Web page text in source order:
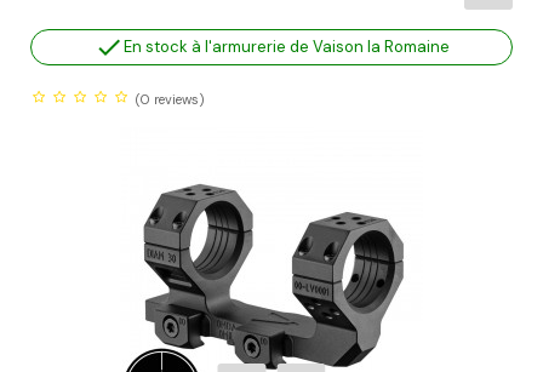
En stock à l'armurerie de Vaison la Romaine
(0 reviews)